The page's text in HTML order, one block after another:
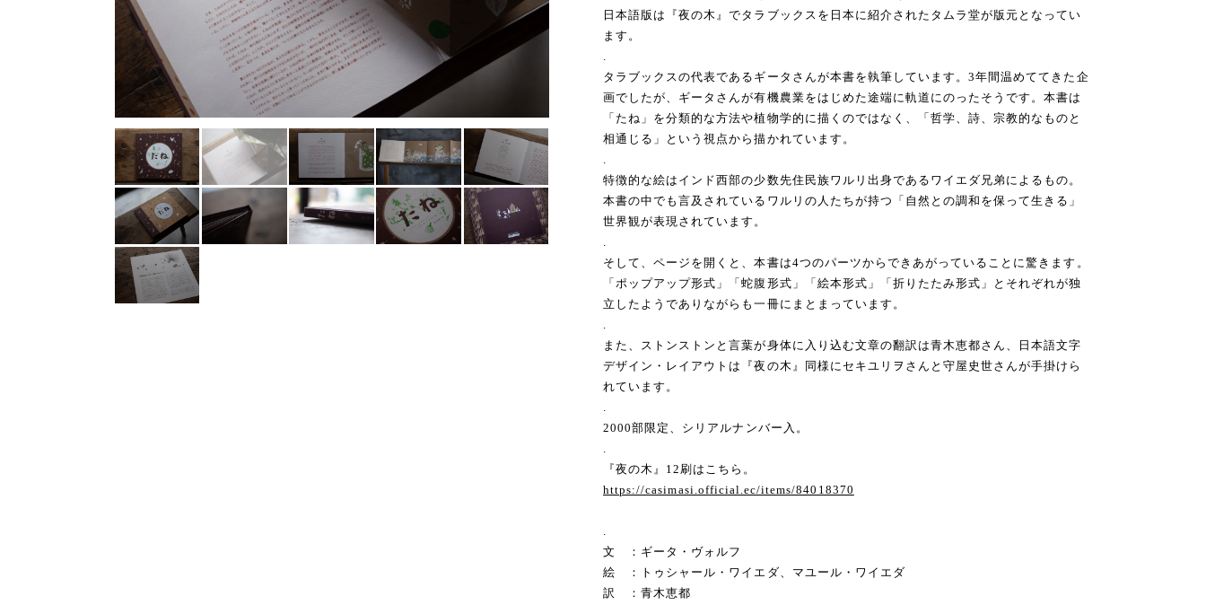
日本語版は『夜の木』でタラブックスを日本に紹介されたタムラ堂が版元となってい
ます。
タラブックスの代表であるギータさんが本書を執筆しています。3年間温めててきた企
画でしたが、ギータさんが有機農業をはじめた途端に軌道にのったそうです。本書は
「たね」を分類的な方法や植物学的に描くのではなく、「哲学、詩、宗教的なものと
相通じる」という視点から描かれています。
特徴的な絵はインド西部の少数先住民族ワルリ出身であるワイエダ兄弟によるもの。
本書の中でも言及されているワルリの人たちが持つ「自然との調和を保って生きる」
世界観が表現されています。
そして、ページを開くと、本書は4つのパーツからできあがっていることに驚きます。
「ポップアップ形式」「蛇腹形式」「絵本形式」「折りたたみ形式」とそれぞれが独
立したようでありながらも一冊にまとまっています。
また、ストンストンと言葉が身体に入り込む文章の翻訳は青木恵都さん、日本語文字
デザイン・レイアウトは『夜の木』同様にセキユリヲさんと守屋史世さんが手掛けら
れています。
2000部限定、シリアルナンバー入。
『夜の木』12刷はこちら。
https://casimasi.official.ec/items/84018370
文 ：ギータ・ヴォルフ
絵 ：トゥシャール・ワイエダ、マユール・ワイエダ
訳 ：青木恵都